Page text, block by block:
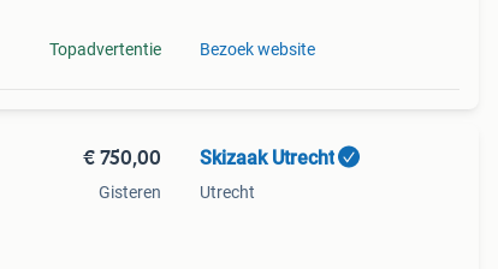
Topadvertentie Bezoek website
€ 750,00
Gisteren
Skizaak Utrecht
Utrecht